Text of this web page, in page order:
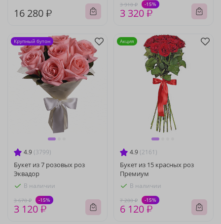
16 280 ₽
3 910 ₽ -15%
3 320 ₽
4.9 (3799)
Букет из 7 розовых роз
Эквадор
В наличии
3 670 ₽ -15%
3 120 ₽
Крупный бутон
4.9 (2161)
Букет из 15 красных роз
Премиум
В наличии
7 200 ₽ -15%
6 120 ₽
Акция